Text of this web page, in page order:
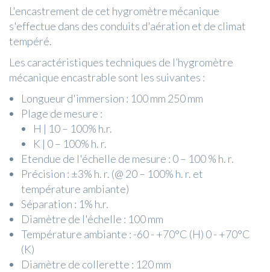
L'encastrement de cet hygromètre mécanique
s'effectue dans des conduits d'aération et de climat
tempéré.
Les caractéristiques techniques de l’hygromètre
mécanique encastrable sont les suivantes :
Longueur d'immersion : 100 mm 250 mm
Plage de mesure :
H | 10 – 100% h.r.
K | 0 – 100% h. r.
Etendue de l'échelle de mesure : 0 – 100 % h. r.
Précision : ±3% h. r. (@ 20 – 100% h. r. et
température ambiante)
Séparation : 1% h.r.
Diamètre de l'échelle : 100 mm
Température ambiante : -60 - +70°C (H) 0 - +70°C
(K)
Diamètre de collerette : 120 mm